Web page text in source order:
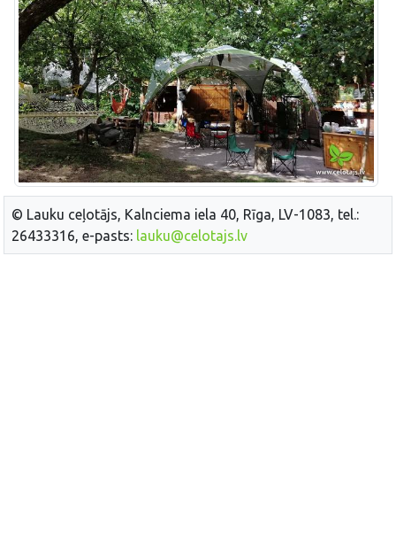
© Lauku ceļotājs, Kalnciema iela 40, Rīga, LV-1083, tel.:
26433316, e-pasts: lauku@celotajs.lv